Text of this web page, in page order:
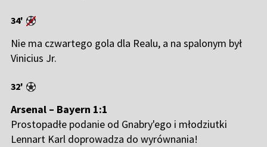
34'
Nie ma czwartego gola dla Realu, a na spalonym był
Vinicius Jr.
32'
Arsenal – Bayern 1:1
Prostopadłe podanie od Gnabry'ego i młodziutki
Lennart Karl doprowadza do wyrównania!